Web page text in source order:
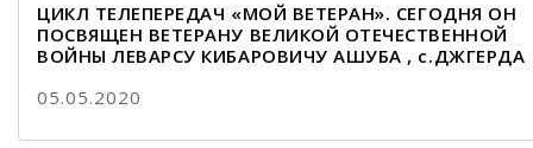
ЦИКЛ ТЕЛЕПЕРЕДАЧ «МОЙ ВЕТЕРАН». СЕГОДНЯ ОН
ПОСВЯЩЕН ВЕТЕРАНУ ВЕЛИКОЙ ОТЕЧЕСТВЕННОЙ
ВОЙНЫ ЛЕВАРСУ КИБАРОВИЧУ АШУБА , с.ДЖГЕРДА
05.05.2020